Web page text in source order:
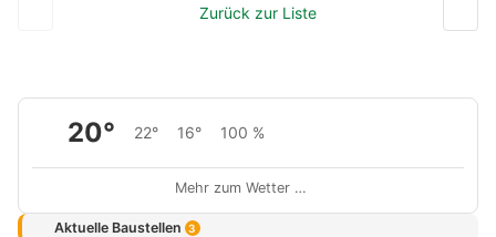
Zurück zur Liste
20° 22° 16° 100 %
Mehr zum Wetter …
Aktuelle Baustellen 3